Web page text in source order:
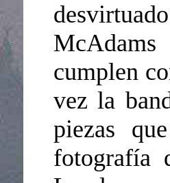
cumplen
vez la
piezas
fotografía